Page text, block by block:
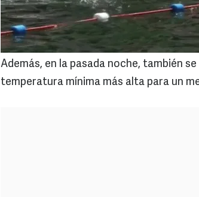
Además, en la pasada noche, también
temperatura mínima más alta para un